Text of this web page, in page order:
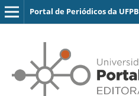
Portal de Periódicos da UFPB